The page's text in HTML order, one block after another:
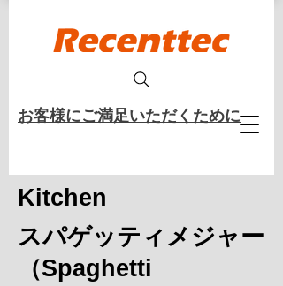
​お客様にご満足いただくために
Kitchen
スパゲッティメジャー
（Spaghetti